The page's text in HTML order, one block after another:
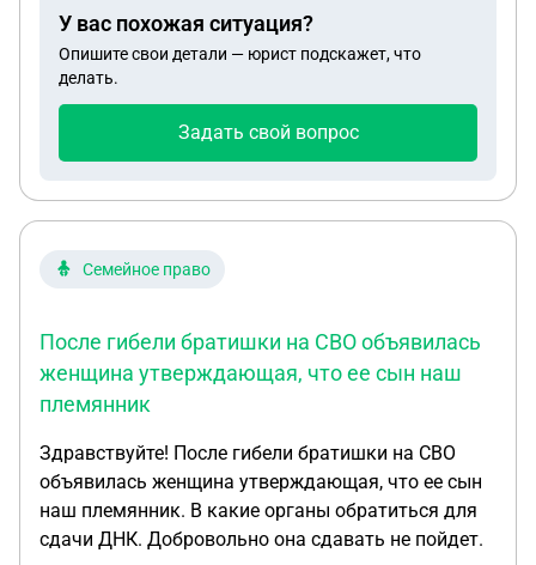
У вас похожая ситуация?
Опишите свои детали — юрист подскажет, что
делать.
Задать свой вопрос
Семейное право
После гибели братишки на СВО объявилась
женщина утверждающая, что ее сын наш
племянник
Здравствуйте! После гибели братишки на СВО
объявилась женщина утверждающая, что ее сын
наш племянник. В какие органы обратиться для
сдачи ДНК. Добровольно она сдавать не пойдет.